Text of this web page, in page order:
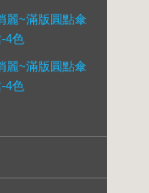
麗~滿版圓點傘
4色
麗~滿版圓點傘
4色